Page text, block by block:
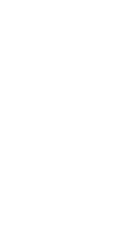
准时，您会收到通
批状态更新为“已批
供反馈，或者您可